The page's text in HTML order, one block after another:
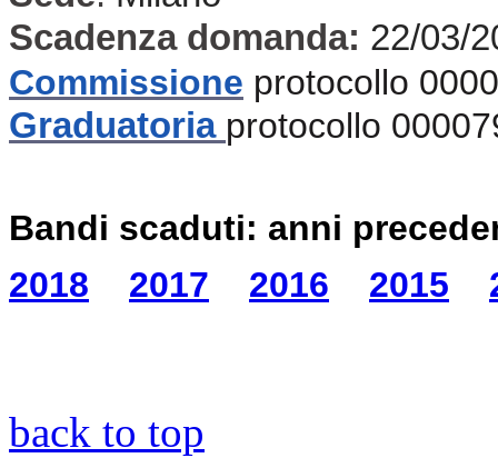
Scadenza domanda: 22/03/
Commissione protocollo
Graduatoria protocollo
Bandi scaduti: anni
2018
2017 2016 2015
back to top